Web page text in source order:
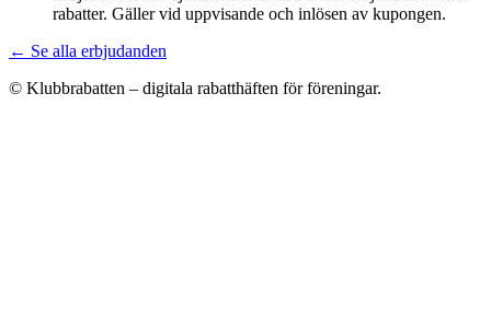
rabatter. Gäller vid uppvisande och inlösen av kupongen.
← Se alla erbjudanden
© Klubbrabatten – digitala rabatthäften för föreningar.